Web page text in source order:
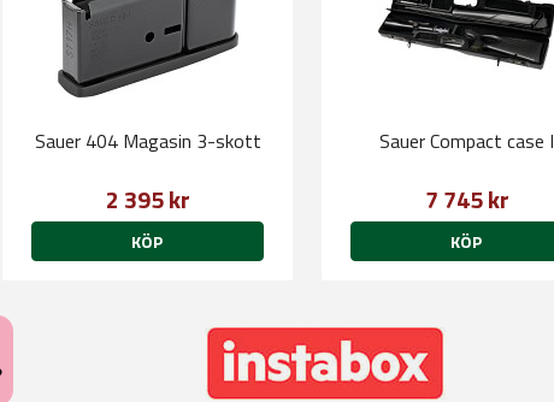
Sauer 404 Magasin 3-skott
2 395 kr
KÖP
Sauer Compact case I
7 745 kr
KÖP